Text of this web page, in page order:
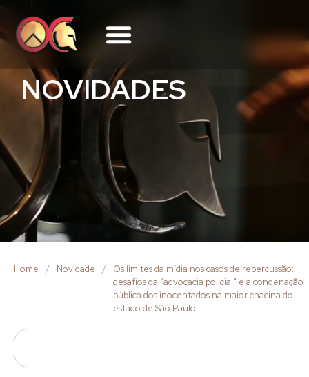
NOVIDADES
Home / Novidade /
Os limites da mídia nos casos de repercussão:
desafios da “advocacia policial” e a condenação
pública dos inocentados na maior chacina do
estado de São Paulo